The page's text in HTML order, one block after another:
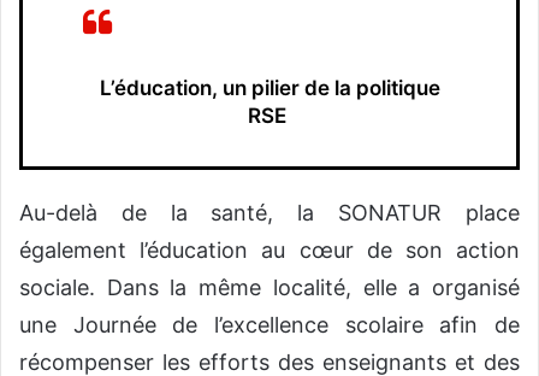
L’éducation, un pilier de la politique
RSE
Au-delà de la santé, la SONATUR place
également l’éducation au cœur de son action
sociale. Dans la même localité, elle a organisé
une Journée de l’excellence scolaire afin de
récompenser les efforts des enseignants et des